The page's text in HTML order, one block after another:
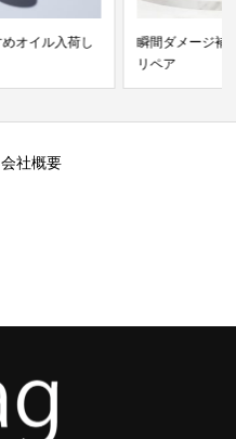
瞬間ダメージ補修 アルタイム
会社概要